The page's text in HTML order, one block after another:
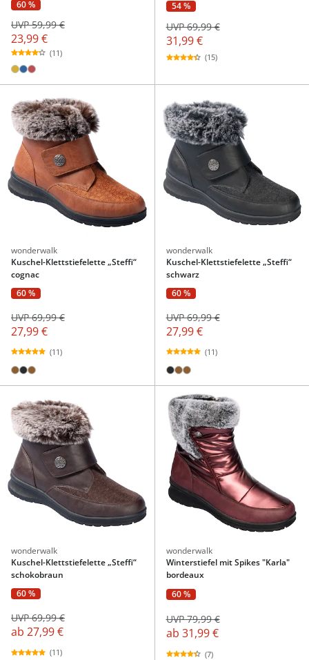
60 %
23,99 €
UVP 59,99 €
(11)
54 %
31,99 €
UVP 69,99 €
(15)
wonderwalk
Kuschel-Klettstiefelette „Steffi“
cognac
60 %
27,99 €
UVP 69,99 €
(11)
wonderwalk
Kuschel-Klettstiefelette „Steffi“
schwarz
60 %
27,99 €
UVP 69,99 €
(11)
wonderwalk
Kuschel-Klettstiefelette „Steffi“
schokobraun
60 %
ab 27,99 €
UVP 69,99 €
(11)
wonderwalk
Winterstiefel mit Spikes "Karla"
bordeaux
60 %
ab 31,99 €
UVP 79,99 €
(7)